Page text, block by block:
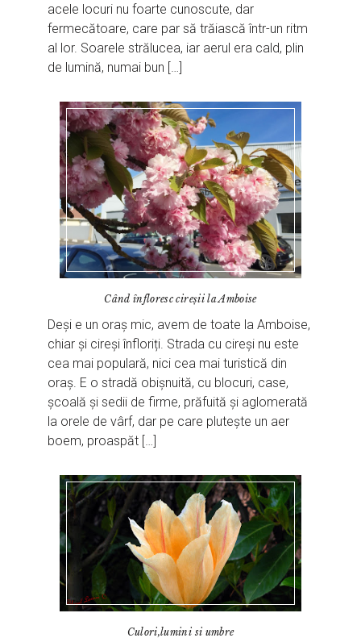
acele locuri nu foarte cunoscute, dar
fermecătoare, care par să trăiască într-un ritm
al lor. Soarele strălucea, iar aerul era cald, plin
de lumină, numai bun […]
Când înfloresc cireșii la Amboise
Deși e un oraș mic, avem de toate la Amboise,
chiar și cireși înfloriți. Strada cu cireși nu este
cea mai populară, nici cea mai turistică din
oraș. E o stradă obișnuită, cu blocuri, case,
școală și sedii de firme, prăfuită și aglomerată
la orele de vârf, dar pe care plutește un aer
boem, proaspăt […]
Culori,lumini si umbre